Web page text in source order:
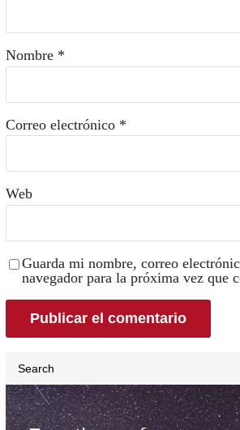
Nombre *
Correo electrónico *
Web
Guarda mi nombre, correo
navegador para la próxima vez que